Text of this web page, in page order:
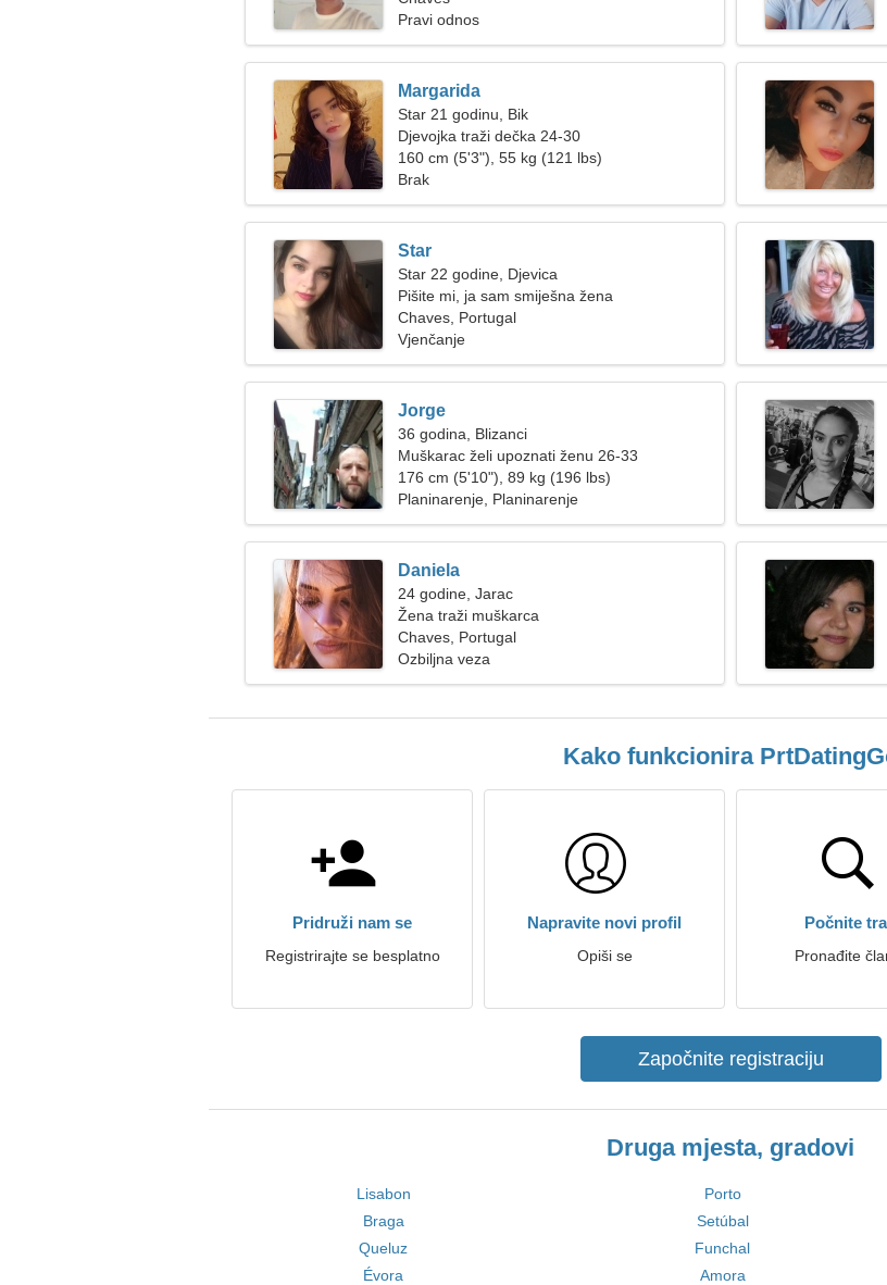
Pravi odnos
Margarida
Star 21 godinu, Bik
Djevojka traži dečka 24-30
160 cm (5'3"), 55 kg (121 lbs)
Brak
Star
Star 22 godine, Djevica
Pišite mi, ja sam smiješna žena
Chaves, Portugal
Vjenčanje
Jorge
36 godina, Blizanci
Muškarac želi upoznati ženu 26-33
176 cm (5'10"), 89 kg (196 lbs)
Planinarenje, Planinarenje
Daniela
24 godine, Jarac
Žena traži muškarca
Chaves, Portugal
Ozbiljna veza
Kako funkcionira
Pridruži nam se
Registrirajte se besplatno
Napravite novi profil
Opiši se
Počnite
Pronađite
Započnite registraciju
Druga mjesta, gradovi
Lisabon Porto
Braga
Setúbal
Queluz
Funchal
Évora
Amora